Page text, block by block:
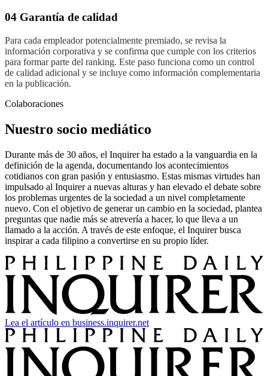
04 Garantía de calidad
Para cada empleador potencialmente premiado, se revisa la
información corporativa y se confirma que cumple con los criterios
para formar parte del ranking. Este paso funciona como un control
de calidad adicional y se incluye como información complementaria
en la publicación.
Colaboraciones
Nuestro socio mediático
Durante más de 30 años, el Inquirer ha estado a la vanguardia en la
definición de la agenda, documentando los acontecimientos
cotidianos con gran pasión y entusiasmo. Estas mismas virtudes han
impulsado al Inquirer a nuevas alturas y han elevado el debate sobre
los problemas urgentes de la sociedad a un nivel completamente
nuevo. Con el objetivo de generar un cambio en la sociedad, plantea
preguntas que nadie más se atrevería a hacer, lo que lleva a un
llamado a la acción. A través de este enfoque, el Inquirer busca
inspirar a cada filipino a convertirse en su propio líder.
Lea el artículo en business.inquirer.net